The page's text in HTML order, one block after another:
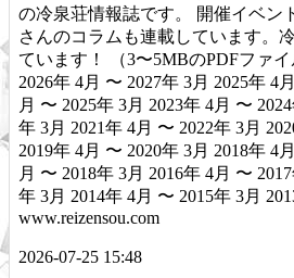
の冷泉荘情報誌です。 開催イベン
さんのコラムも連載しています。
ています！ （3〜5MBのPDFファイ
2026年 4月 〜 2027年 3月 2025年 4
月 〜 2025年 3月 2023年 4月 〜
年 3月 2021年 4月 〜 2022年 3月
2019年 4月 〜 2020年 3月 2018年 4
月 〜 2018年 3月 2016年 4月 〜
年 3月 2014年 4月 〜 2015年 3月
www.reizensou.com
2026-07-25 15:48